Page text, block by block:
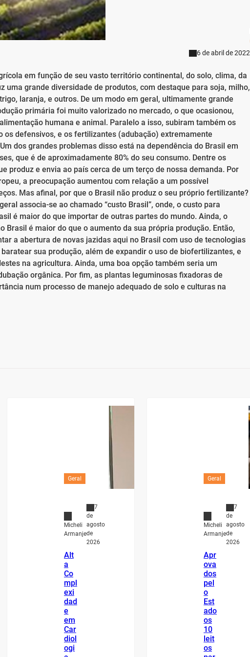
6 de abril de 2022
em função de seu vasto território continental, do solo, clima, da
uma grande diversidade de produtos, com destaque para soja, milho,
laranja, e outros. De um modo em geral, ultimamente grande
primária foi muito valorizado no mercado, o que ocasionou,
humana e animal. Paralelo a isso, subiram também os
os defensivos, e os fertilizantes (adubação) extremamente
dos grandes problemas disso está na dependência do Brasil em
que é de aproximadamente 80% do seu consumo. Dentre os
produz e envia ao país cerca de um terço de nossa demanda. Por
a preocupação aumentou com relação a um possível
Mas afinal, por que o Brasil não produz o seu próprio fertilizante?
associa-se ao chamado “custo Brasil”, onde, o custo para
é maior do que importar de outras partes do mundo. Ainda, o
Brasil é maior do que o aumento da sua própria produção. Então,
a abertura de novas jazidas aqui no Brasil com uso de tecnologias
sua produção, além de expandir o uso de biofertilizantes, e
na agricultura. Ainda, uma boa opção também seria um
orgânica. Por fim, as plantas leguminosas fixadoras de
num processo de manejo adequado de solo e culturas na
Geral
Micheli
Armanje
7
de
agosto
de
2026
Alt
a
Co
mpl
exi
dad
e
em
Car
diol
ogi
Geral
Micheli
Armanje
7
de
agosto
de
2026
Apr
ova
dos
pel
o
Est
ado
os
10
leit
os